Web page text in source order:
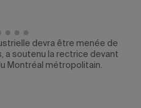
devra être menée de
a soutenu la rectrice devant
Montréal métropolitain.